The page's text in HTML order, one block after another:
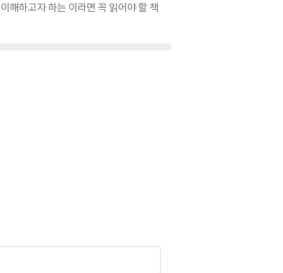
해하고자 하는 이라면 꼭 읽어야 할 책